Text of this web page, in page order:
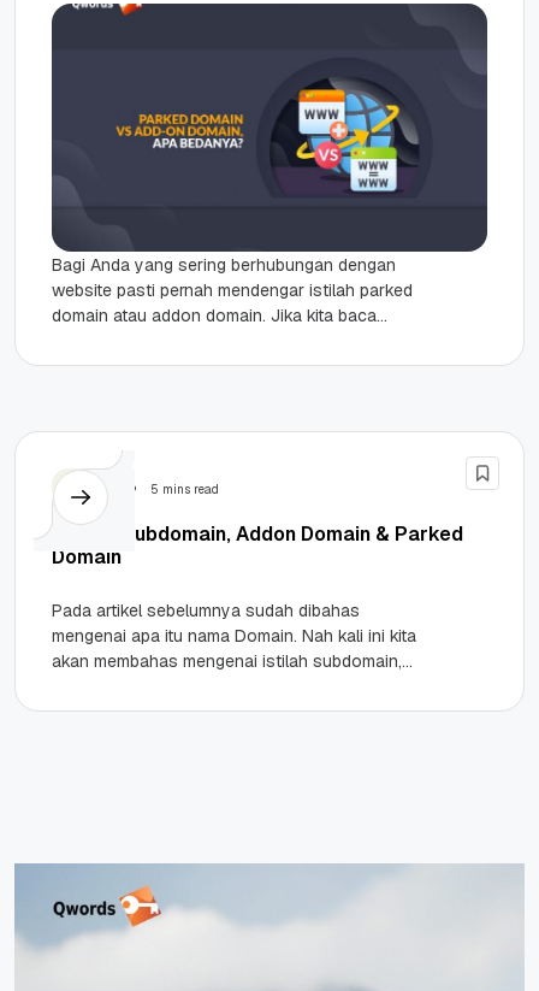
Bagi Anda yang sering berhubungan dengan
website pasti pernah mendengar istilah parked
domain atau addon domain. Jika kita baca
menggunakan kata...
Domain 5 mins read
Apa Itu Subdomain, Addon Domain & Parked
Domain
Pada artikel sebelumnya sudah dibahas
mengenai apa itu nama Domain. Nah kali ini kita
akan membahas mengenai istilah subdomain,
istilah...